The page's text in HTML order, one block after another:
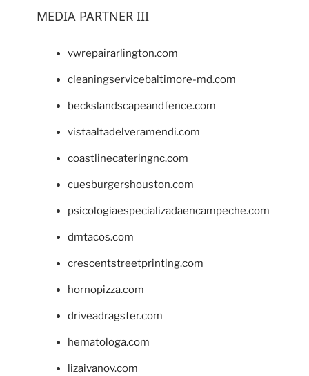
MEDIA PARTNER III
vwrepairarlington.com
cleaningservicebaltimore-md.com
beckslandscapeandfence.com
vistaaltadelveramendi.com
coastlinecateringnc.com
cuesburgershouston.com
psicologiaespecializadaencampeche.com
dmtacos.com
crescentstreetprinting.com
hornopizza.com
driveadragster.com
hematologa.com
lizaivanov.com